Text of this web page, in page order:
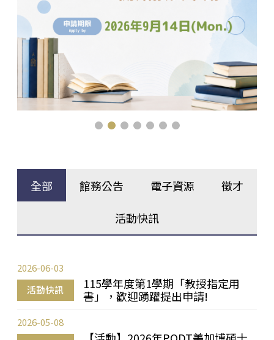
全部 館務公告 電子資源 徵才
活動快訊
活動快訊
115學年度第1學期「教授指定用
書」，歡迎踴躍提出申請!
2026-06-03
2026-05-08